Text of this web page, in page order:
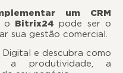
um CRM
o Bitrix24 pode ser o
sua gestão comercial.
Digital e descubra como
produtividade, a